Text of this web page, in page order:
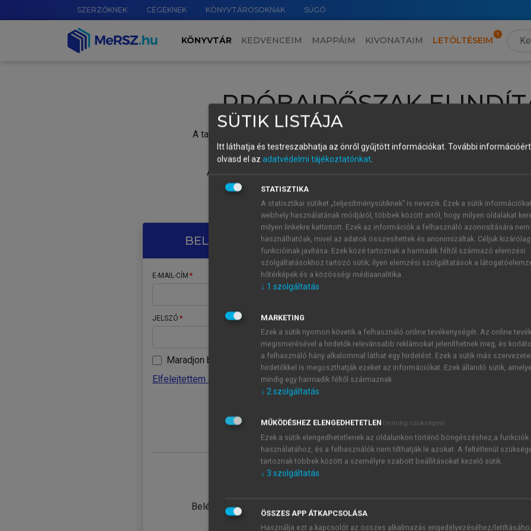
SZERZŐKNEK CÉGEKNEK KÖNYVTÁROSOKNAK SÚGÓ
KÖNYVTÁR KEDVENCEIM MAPPÁIM KIVONATAIM LETÖLTÉSEIM
PRÓBAIDŐSZAK
A tartalom megtekintéséhez lépj be a saját fiókoddal, iskolai azonosítóddal vagy
Új felhasználóként1 óra díjmentes hozzáférésrevagy
A próbaidőszak elindításához,
vagy hozz
A regisztráció után a
BELÉPÉS SAJÁT FIÓKKAL
E-MAIL-CÍM
JELSZÓ
Maradjon belépve
Elfelejtettem a jelszavamat
Belépés intézményi azonosítóval
ÚJ FIÓK
1 óra
JELSZÓ
Kérek értesítést a MeRSZ
Kérek értesítést az
SÜTIK LISTÁJA
Itt láthatja és testreszabhatja az önről gyűjtött információkat. További
olvasd el az adatvédelmi tájékoztatónkat.
STATISZTIKA
A statisztikai sütiket „teljesítménysütiknek” is nevezik. Ezek a sütik
webhely használatának módjáról, többek között arról, hogy milyen oldalakat
milyen linkekre kattintott. Ezek az információk a felhasználó azonosítására nem
használhatóak, mivel az adatok összesítettek és anonimizáltak. Céljuk
funkcióinak javítása. Ezek közé tartoznak a harmadik féltől származó elemzési
szolgáltatásokhoz tartozó sütik; ilyen elemzési szolgáltatások a
hőtérképek és a közösségi médiaanalitika.
↓ 1 szolgáltatás
MARKETING
Ezek a sütik nyomon követik a felhasználó online tevékenységét. Az online
megismerésével a hirdetők relevánsabb reklámokat jeleníthetnek meg, és
a felhasználó hány alkalommal láthat egy hirdetést. Ezek a sütik más
hirdetőkkel is megoszthatják ezeket az információkat. Ezek állandó sütik,
mindig egy harmadik féltől származnak.
↓ 2szolgáltatás
MŰKÖDÉSHEZ ELENGEDHETETLEN (mindig szükséges)
Ezek a sütik elengedhetetlenek az oldalunkon történő böngészéshez,a funkciók
használatához, és a felhasználók nem tilthatják le azokat. A feltétlenül
tartoznak többek között a személyre szabott beállításokat kezelő sütik.
↓ 3 szolgáltatás
ÖSSZES APP ÁTKAPCSOLÁSA
Használja ezt a kapcsolót az összes alkalmazás engedélyezéséhez/